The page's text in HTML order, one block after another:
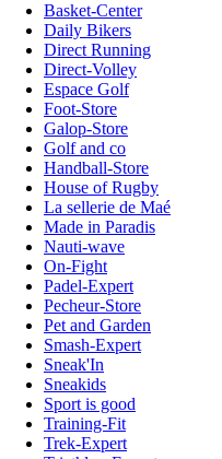
Basket-Center
Daily Bikers
Direct Running
Direct-Volley
Espace Golf
Foot-Store
Galop-Store
Golf and co
Handball-Store
House of Rugby
La sellerie de Maé
Made in Paradis
Nauti-wave
On-Fight
Padel-Expert
Pecheur-Store
Pet and Garden
Smash-Expert
Sneak'In
Sneakids
Sport is good
Training-Fit
Trek-Expert